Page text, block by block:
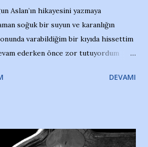
Aslan’ın hikayesini yazmaya
soğuk bir suyun ve karanlığın
varabildiğim bir kıyıda hissettim
ederken önce zor tutuyordum
ancak…Kendisinin web
başlıyorum… 1964 Adana Yüzme
DEVAMI